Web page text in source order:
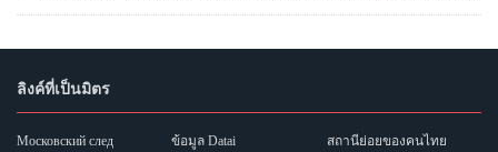
ลิงค์ที่เป็นมิตร
Московский след ข้อมูล Datai สถานีย่อยของคนไทย